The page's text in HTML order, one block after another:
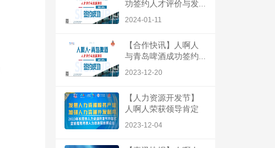
功签约人才评价与发...
2024-01-11
【合作快讯】人啊人
与青岛啤酒成功签约...
2023-12-20
【人力资源开发节】
人啊人荣获领导肯定
2023-12-04